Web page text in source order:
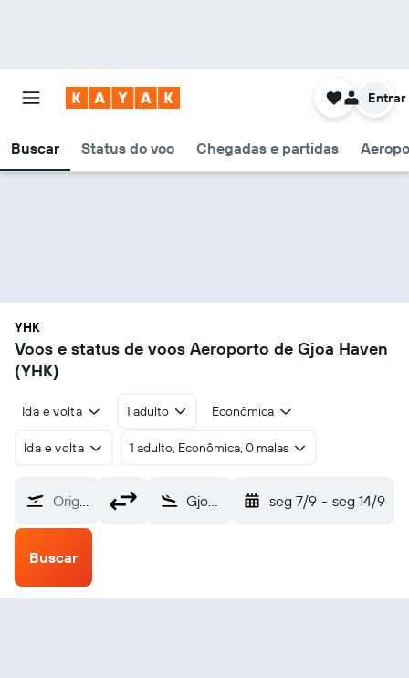
Buscar Status do voo Chegadas e partidas
Entrar
YHK
Voos e status de voos Aeroporto de Gjoa Haven
(YHK)
Ida e volta 1 adulto Econômica
Ida e volta 1 adulto, Econômica, 0 malas
Origem Gjoa Haven (YHK) seg 7/9 - seg 14/9
Buscar